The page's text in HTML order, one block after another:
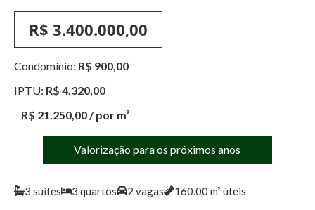
R$ 3.400.000,00
Condomínio: R$ 900,00
IPTU: R$ 4.320,00
R$ 21.250,00 / por m²
Valorização para os próximos anos
3 suítes 3 quartos 2 vagas 160.00 m² úteis